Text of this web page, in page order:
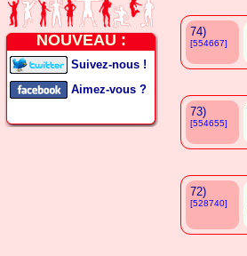
NOUVEAU :
Suivez-nous !
Aimez-vous ?
74)
[554667]
73)
[554655]
72)
[528740]